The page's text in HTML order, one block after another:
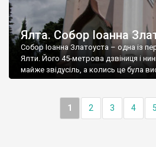
Ялта. Собор Іоанна
Собор Іоанна Златоуста – одна із
Ялти. Його 45-метрова дзвіниця і
майже звідусіль, а колись це була
1 2 3 4 5